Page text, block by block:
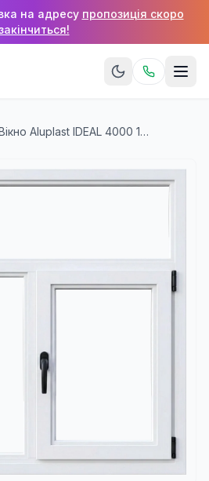
на адресу пропозиція скоро
Вікно Aluplast IDEAL 4000 1400×1000 мм (2 стулки + верхня фрамуга)